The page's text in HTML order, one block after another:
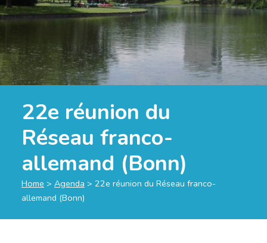
22e réunion du
Réseau franco-
allemand (Bonn)
Home > Agenda > 22e réunion du Réseau franco-
allemand (Bonn)